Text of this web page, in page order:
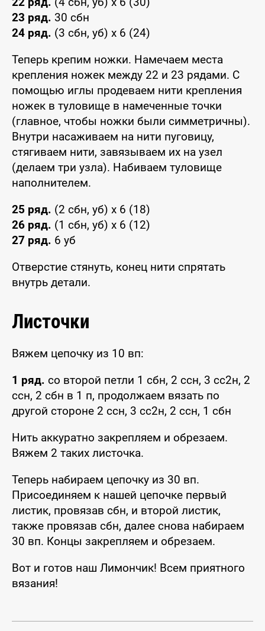
23 ряд. 30 сбн
24 ряд. (3 сбн, уб) x 6 (24)
Теперь крепим ножки. Намечаем места
крепления ножек между 22 и 23 рядами. С
помощью иглы продеваем нити крепления
ножек в туловище в намеченные точки
(главное, чтобы ножки были симметричны).
Внутри насаживаем на нити пуговицу,
стягиваем нити, завязываем их на узел
(делаем три узла). Набиваем туловище
наполнителем.
25 ряд. (2 сбн, уб) x 6 (18)
26 ряд. (1 сбн, уб) x 6 (12)
27 ряд. 6 уб
Отверстие стянуть, конец нити спрятать
внутрь детали.
Листочки
Вяжем цепочку из 10 вп:
1 ряд. со второй петли 1 сбн, 2 ссн, 3 сс2н, 2
ссн, 2 сбн в 1 п, продолжаем вязать по
другой стороне 2 ссн, 3 сс2н, 2 ссн, 1 сбн
Нить аккуратно закрепляем и обрезаем.
Вяжем 2 таких листочка.
Теперь набираем цепочку из 30 вп.
Присоединяем к нашей цепочке первый
листик, провязав сбн, и второй листик,
также провязав сбн, далее снова набираем
30 вп. Концы закрепляем и обрезаем.
Вот и готов наш Лимончик! Всем приятного
вязания!